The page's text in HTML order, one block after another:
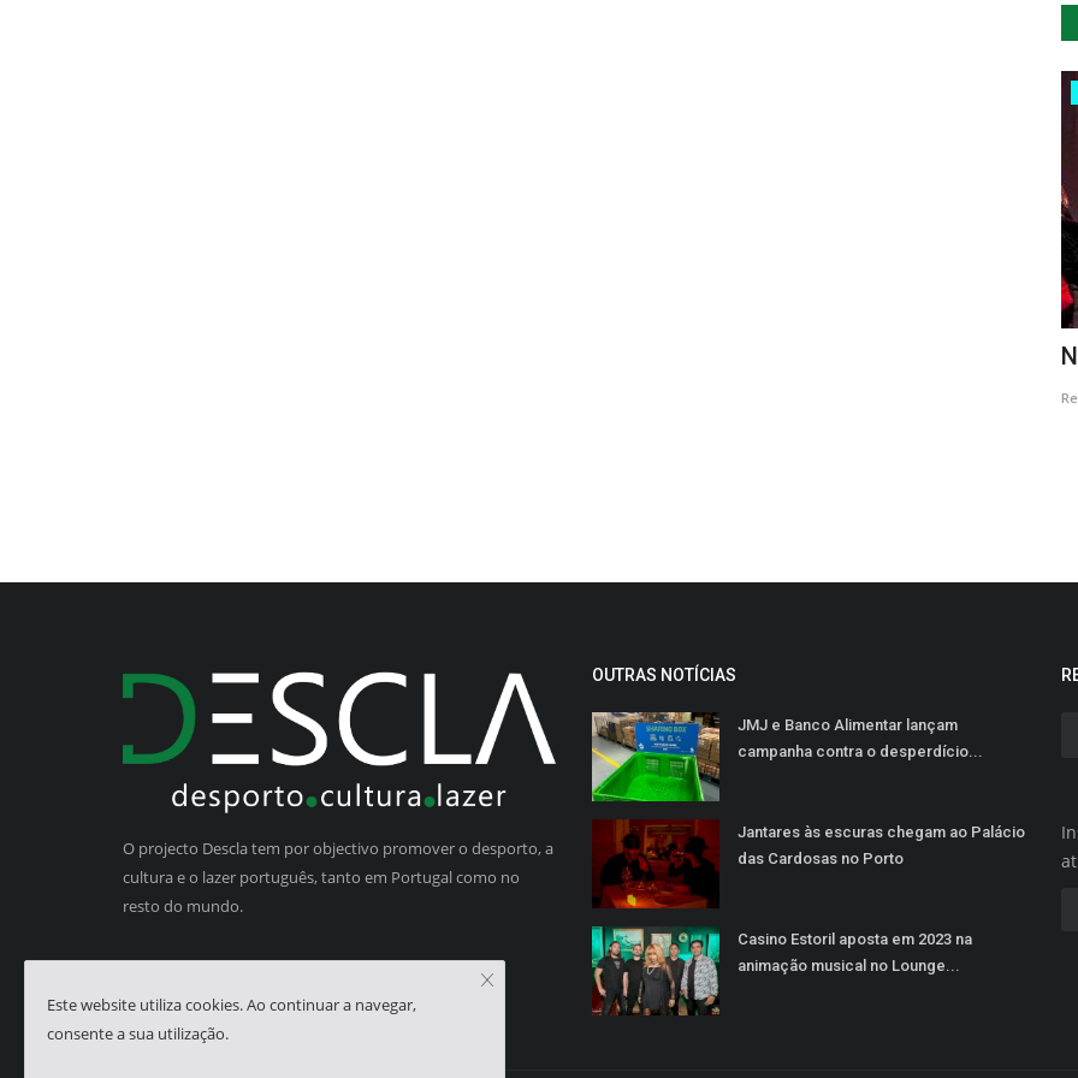
O projecto Descla tem por objectivo promover o desporto, a
cultura e o lazer português, tanto em Portugal como no
resto do mundo.
OUTRAS NOTÍCIAS
JMJ e Banco Alimentar lançam
campanha contra o desperdício...
Jantares às escuras chegam ao Palácio
das Cardosas no Porto
Casino Estoril aposta em 2023 na
animação musical no Lounge...
Este website utiliza cookies. Ao continuar a navegar,
consente a sua utilização.